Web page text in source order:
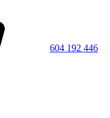
604 192 446